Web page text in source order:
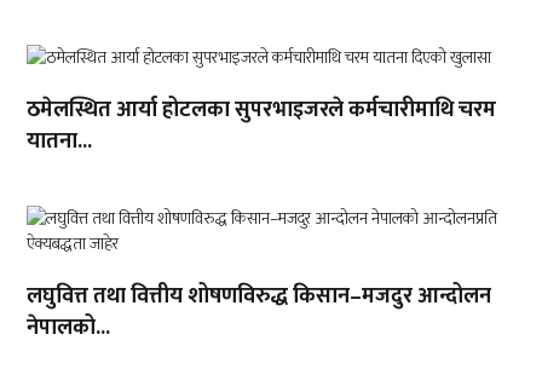
ठमेलस्थित आर्या होटलका सुपरभाइजरले कर्मचारीमाथि चरम
यातना...
लघुवित्त तथा वित्तीय शोषणविरुद्ध किसान–मजदुर आन्दोलन
नेपालको...